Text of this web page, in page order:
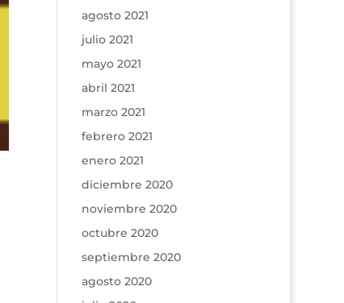
agosto 2021
julio 2021
mayo 2021
abril 2021
marzo 2021
febrero 2021
enero 2021
diciembre 2020
noviembre 2020
octubre 2020
septiembre 2020
agosto 2020